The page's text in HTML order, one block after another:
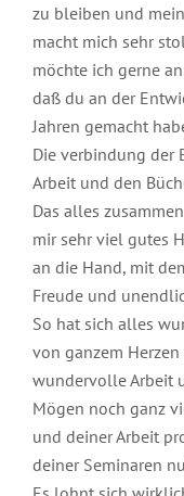
zu bleiben und
macht mich sehr
möchte ich gerne
daß du an der
Jahren gemacht
Die verbindung der
Arbeit und den
Das alles
mir sehr viel gutes
an die Hand, mit
Freude und
So hat sich alles
von ganzem
wundervolle Arbeit
Mögen noch ganz
und deiner Arbeit
deiner Seminaren